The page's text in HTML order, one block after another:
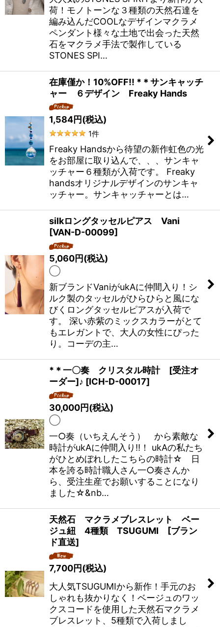
荷！モノトーンな３種類の天然石達を
編み込んだCOOLなデザインマクラメ
ペンダント様々な土地で出会った天然
石をマクラメ手法で製作している
STONES SPI…
在庫僅か！10%OFF!! *＊サンキャッチ
ャー ６デザイン Freaky Hands
1,584円(税込)
1件
Freaky Handsから待望の新作虹色の光
をお部屋に取り込んで、、、サンキャ
ッチャー６種類が入荷です。 Freaky
handsオリジナルデザインのサンキャ
ッチャー。サンキャッチャーとは…
silkロングタッセルピアス Vani
[VAN-D-00099]
5,060円(税込)
◯
新ブランドVaniがukAに仲間入り！シ
ルク製のタッセルがひらひらと風にな
びくロングタッセルピアスが入荷で
す。 深い赤紫のミックスカラーがとて
もエレガントで、大人の女性にぴった
り。コーデの主…
*＊一〇奏 クリスタル時計 [受注オ
ーダー]♪ [ICH-D-00017]
30,000円(税込)
◯
一○奏（いちえんそう） から素敵な
時計がukAに仲間入り‼！ ukAの私たち
がひとめぼれしたこちらの時計☆ 日
本を誇る時計職人さん一○奏さんか
ら、受注生産でお願いすることになり
ました☆&nb…
天然石 マクラメブレスレット ベー
ジュ紐 4種類 TSUGUMI [ブラン
ド直送]
7,700円(税込)
大人気TSUGUMIから新作！手元のお
しゃれも抜かりなく！ベージュのワッ
クスコードを使用した天然石マクラメ
ブレスレット、5種類で入荷しまし